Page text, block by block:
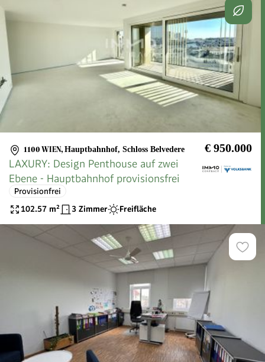
1100 WIEN, Hauptbahnhof, Schloss Belvedere € 950.000
LAXURY: Design Penthouse auf zwei
Ebene - Hauptbahnhof provisionsfrei
Provisionfrei
102.57 m² 3 Zimmer Freifläche